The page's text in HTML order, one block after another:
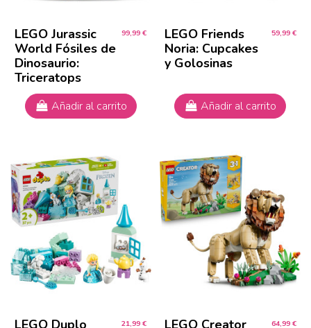
LEGO Jurassic
World Fósiles de
Dinosaurio:
Triceratops
99,99 €
Añadir al carrito
LEGO Friends
Noria: Cupcakes
y Golosinas
59,99 €
Añadir al carrito
21,99 € 64,99 €